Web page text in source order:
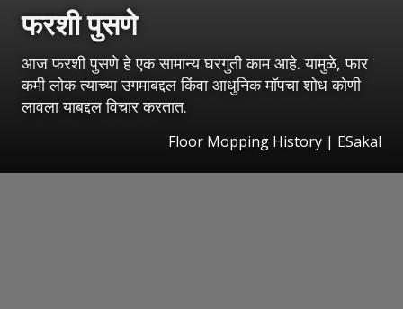
फरशी पुसणे
आज फरशी पुसणे हे एक सामान्य घरगुती काम आहे. यामुळे, फार
कमी लोक त्याच्या उगमाबद्दल किंवा आधुनिक मॉपचा शोध कोणी
लावला याबद्दल विचार करतात.
Floor Mopping History | ESakal